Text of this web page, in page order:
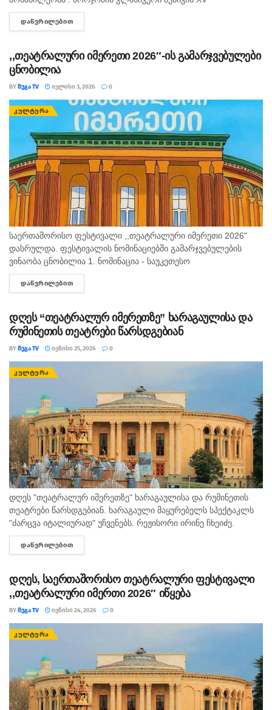
საერთაშორისო კონკურსზე ,,ჰარმონია”. მოსწავლეებმა სამი
გრან-პრი, სამი პირველი პრემია, სამი მეორე პრემია და სამი...
ᲓᲐᲬᲕᲠᲘᲚᲔᲑᲘᲗ
,,თეატრალური იმერეთი 2026″-ის გამარჯვებულები
ცნობილია
BYᲛᲔᲒᲐ TV ᲘᲕᲚᲘᲡᲘ 3, 2026 0
ᲙᲣᲚᲢᲣᲠᲐ
საერთაშორისო ფესტივალი ,,თეატრალური იმერეთი 2026"
დასრულდა. ფესტივალის ნომინაციებში გამარჯვებულების
ვინაობა ცნობილია 1. ნომინაცია - საუკეთესო
სპექტაკლი-,,ადამიანებო, მე თქვენ მიყვარხართ’’ რეჟისორი
გოჩა კაპანაძე (ხონის თეატრი) 2. ნომინაცია - საუკეთესო
ᲓᲐᲬᲕᲠᲘᲚᲔᲑᲘᲗ
დღეს “თეატრალურ იმერეთზე” ხარაგაულისა და
რუმინეთის თეატრები წარსდგებიან
BYᲛᲔᲒᲐ TV ᲘᲕᲜᲘᲡᲘ 25, 2026 0
ᲙᲣᲚᲢᲣᲠᲐ
დღეს "თეატრალურ იმერეთზე" ხარაგაულისა და რუმინეთის
თეატრები წარსდგებიან. ხარაგაული მაყურებელს სპექტაკლს
"ძარცვა იტალიურად" უჩვენებს. რეჟისორი ირინე ჩხეიძე.
სპექტაკლი ლადო მესხიშვილის თეატრის დიდ სცენაზე 17:00
საათზე დაიწყება. რუმინეტის, ქალაქ ტარგო-ჟიუს თეატრი...
ᲓᲐᲬᲕᲠᲘᲚᲔᲑᲘᲗ
დღეს, საერთაშორისო თეატრალური ფესტივალი
,,თეატრალური იმერთი 2026″ იწყება
BYᲛᲔᲒᲐ TV ᲘᲕᲜᲘᲡᲘ 24, 2026 0
ᲙᲣᲚᲢᲣᲠᲐ